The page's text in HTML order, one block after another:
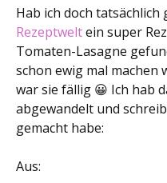
Hab ich doch
Rezeptweltein super
Tomaten-Lasagne
schon ewig mal machen
war sie fällig 😀 Ich hab
abgewandelt und
gemacht habe:
Aus: